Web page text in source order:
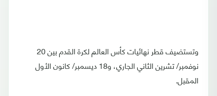
وتستضيف قطر نهائيات كأس العالم لكرة القدم بين 20
نوفمبر/ تشرين الثاني الجاري، و18 ديسمبر/ كانون الأول
المقبل.